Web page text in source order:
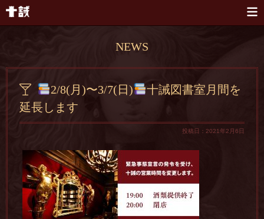
NEWS
2/8(月)〜3/7(日)
十誡図書室月間を
延長します
投稿日：2021年2月6日